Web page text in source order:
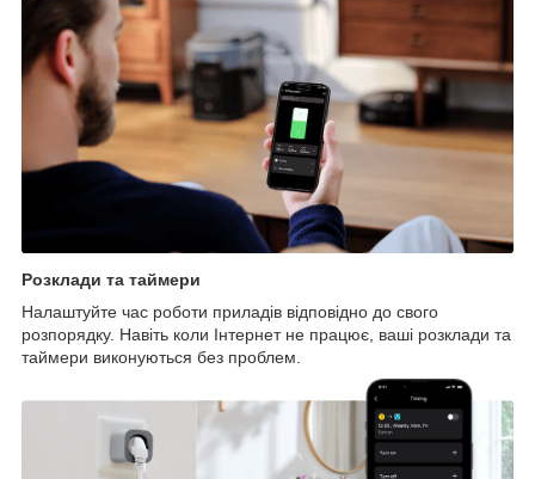
Розклади та таймери
Налаштуйте час роботи приладів відповідно до свого
розпорядку. Навіть коли Інтернет не працює, ваші розклади та
таймери виконуються без проблем.